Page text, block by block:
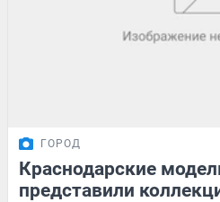
ГОРОД
Краснодарские
представили